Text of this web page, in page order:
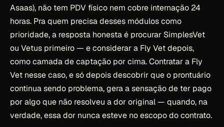
Asaas), não tem PDV físico nem cobre internação 24
horas. Pra quem precisa desses módulos como
prioridade, a resposta honesta é procurar SimplesVet
ou Vetus primeiro — e considerar a Fly Vet depois,
como camada de captação por cima. Contratar a Fly
Vet nesse caso, e só depois descobrir que o prontuário
continua sendo problema, gera a sensação de ter pago
por algo que não resolveu a dor original — quando, na
verdade, essa dor nunca esteve no escopo do contrato.